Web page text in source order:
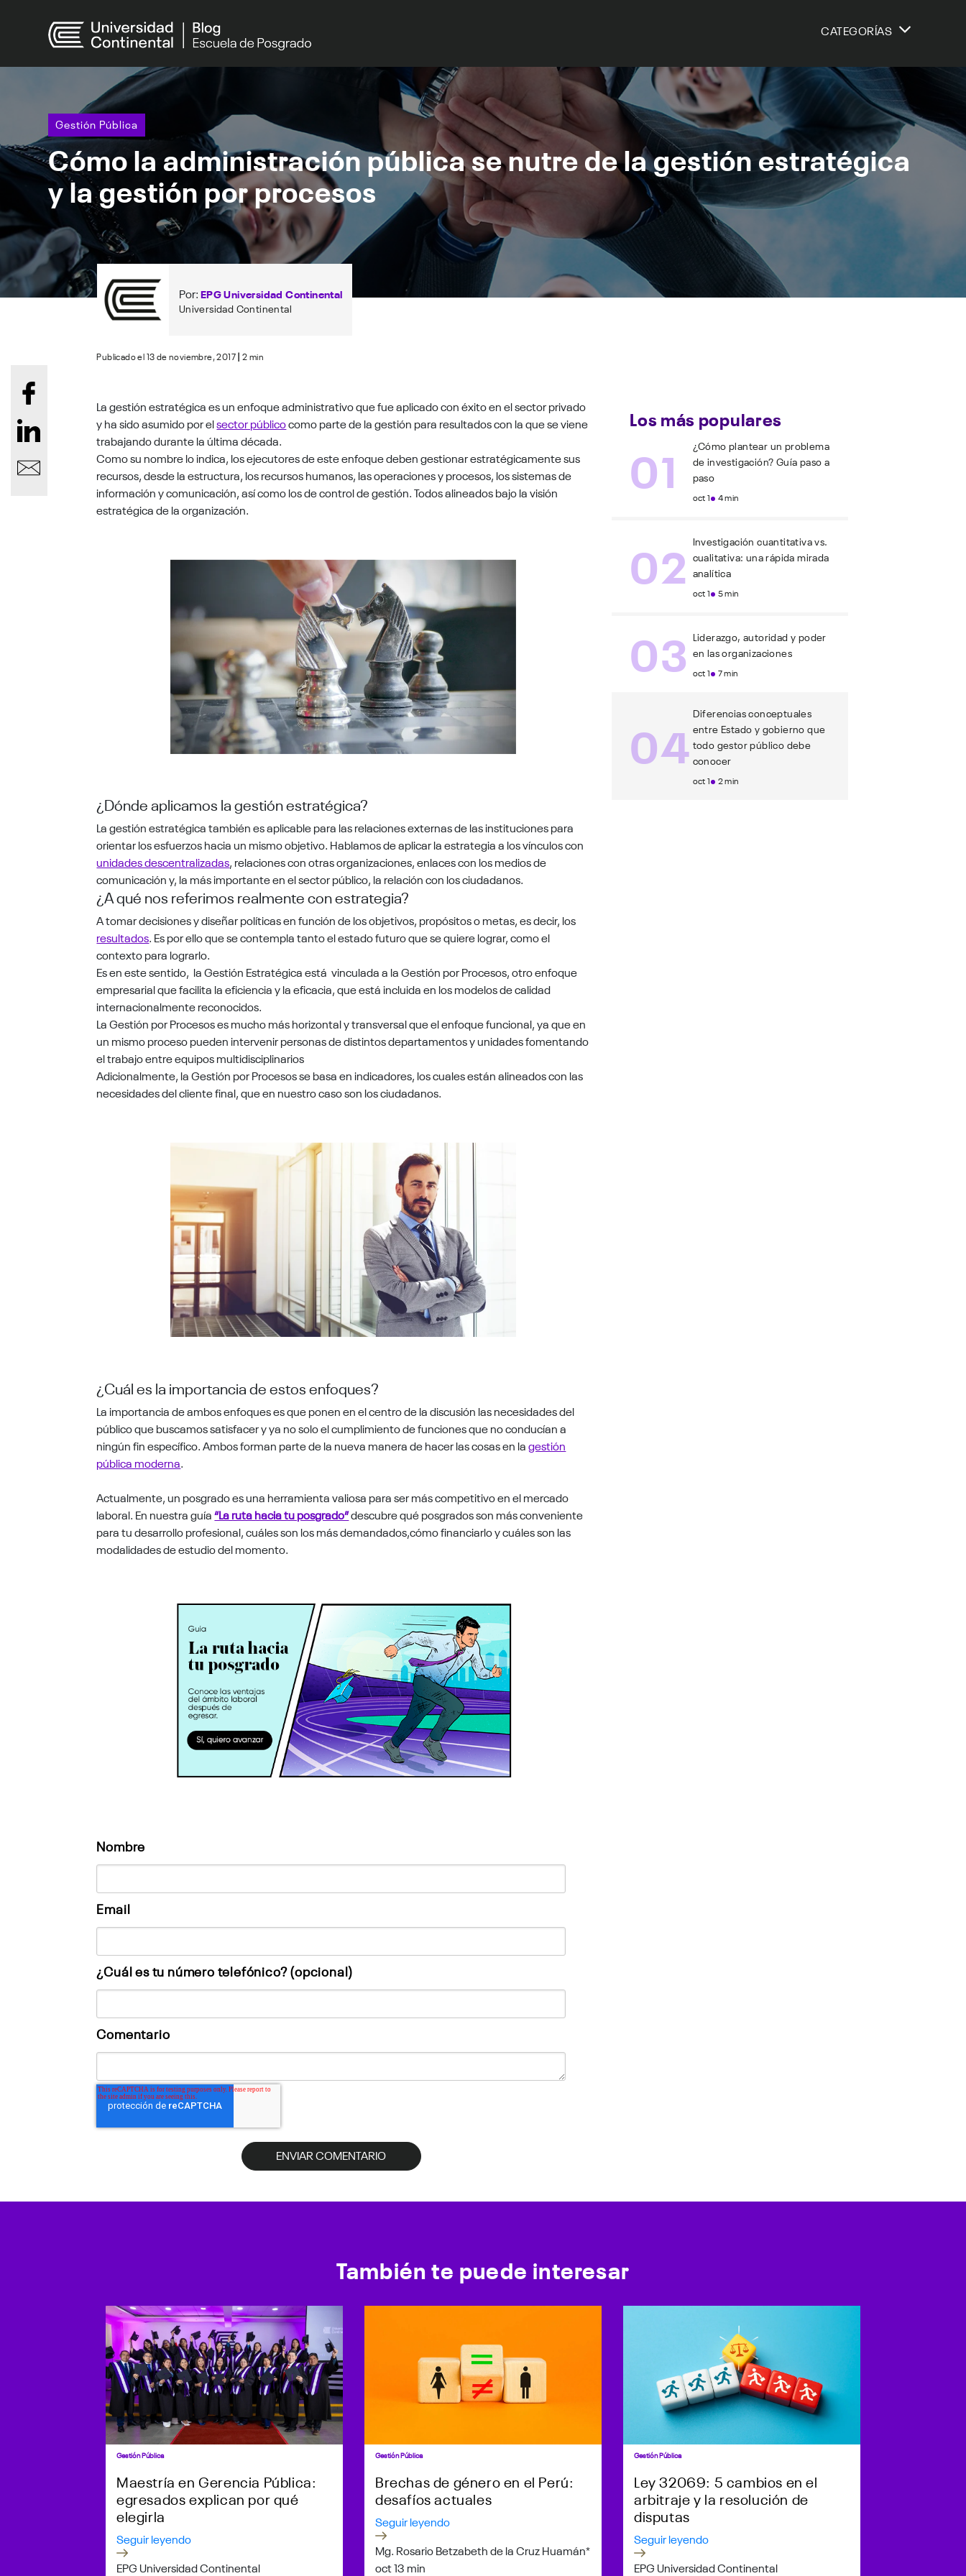
CATEGORÍAS
Gestión Pública
Cómo la administración pública se nutre de la gestión estratégica
y la gestión por procesos
Por: EPG Universidad Continental
Universidad Continental
Publicado el 13 de noviembre, 2017| 2 min
La gestión estratégica es un enfoque administrativo que fue aplicado con éxito en el sector privado
y ha sido asumido por elsector públicocomo parte de la gestión para resultados con la que se viene
trabajando durante la última década.
Como su nombre lo indica, los ejecutores de este enfoque deben gestionar estratégicamente sus
recursos, desde la estructura, los recursos humanos, las operaciones y procesos, los sistemas de
información y comunicación, así como los de control de gestión. Todos alineados bajo la visión
estratégica de la organización.
¿Dónde aplicamos la gestión estratégica?
La gestión estratégica también es aplicable para las relaciones externas de las instituciones para
orientar los esfuerzos hacia un mismo objetivo. Hablamos de aplicar la estrategia a los vínculos con
unidades descentralizadas, relaciones con otras organizaciones, enlaces con los medios de
comunicación y, la más importante en el sector público, la relación con los ciudadanos.
¿A qué nos referimos realmente con estrategia?
A tomar decisiones y diseñar políticas en función de los objetivos, propósitos o metas, es decir, los
resultados. Es por ello que se contempla tanto el estado futuro que se quiere lograr, como el
contexto para lograrlo.
Es en este sentido, la Gestión Estratégica está vinculada a la Gestión por Procesos, otro enfoque
empresarial que facilita la eficiencia y la eficacia, que está incluida en los modelos de calidad
internacionalmente reconocidos.
La Gestión por Procesos es mucho más horizontal y transversal que el enfoque funcional, ya que en
un mismo proceso pueden intervenir personas de distintos departamentos y unidades fomentando
el trabajo entre equipos multidisciplinarios
Adicionalmente, la Gestión por Procesos se basa en indicadores, los cuales están alineados con las
necesidades del cliente final, que en nuestro caso son los ciudadanos.
¿Cuál es la importancia de estos enfoques?
La importancia de ambos enfoques es que ponen en el centro de la discusión las necesidades del
público que buscamos satisfacer y ya no solo el cumplimiento de funciones que no conducían a
ningún fin específico. Ambos forman parte de la nueva manera de hacer las cosas en lagestión
pública moderna.
Actualmente, un posgrado es una herramienta valiosa para ser más competitivo en el mercado
laboral. En nuestra guía“La ruta hacia tu posgrado”descubre qué posgrados son más conveniente
para tu desarrollo profesional, cuáles son los más demandados,cómo financiarlo y cuáles son las
modalidades de estudio del momento.
Nombre
Email
¿Cuál es tu número telefónico? (opcional)
Comentario
Los más populares
01
¿Cómo plantear un problema
de investigación? Guía paso a
paso
oct 1 4 min
02
Investigación cuantitativa vs.
cualitativa: una rápida mirada
analítica
oct 1 5 min
03
Liderazgo, autoridad y poder
en las organizaciones
oct 1 7 min
04
Diferencias conceptuales
entre Estado y gobierno que
todo gestor público debe
conocer
oct 1 2 min
También te puede interesar
Gestión Pública
Maestría en Gerencia Pública:
egresados explican por qué
elegirla
Seguir leyendo
EPG Universidad Continental
Gestión Pública
Brechas de género en el Perú:
desafíos actuales
Seguir leyendo
Mg. Rosario Betzabeth de la Cruz Huamán*
oct 13 min
Gestión Pública
Ley 32069: 5 cambios en el
arbitraje y la resolución de
disputas
Seguir leyendo
EPG Universidad Continental